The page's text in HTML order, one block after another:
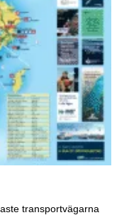
transportvägarna